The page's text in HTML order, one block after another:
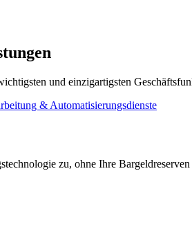
und einzigartigsten
& Automatisierungsdienste
zu, ohne Ihre